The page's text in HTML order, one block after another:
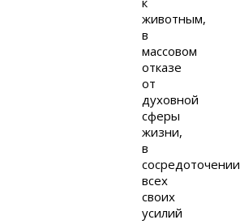
животным,
в
массовом
отказе
от
духовной
сферы
жизни,
в
сосредоточении
всех
своих
усилий